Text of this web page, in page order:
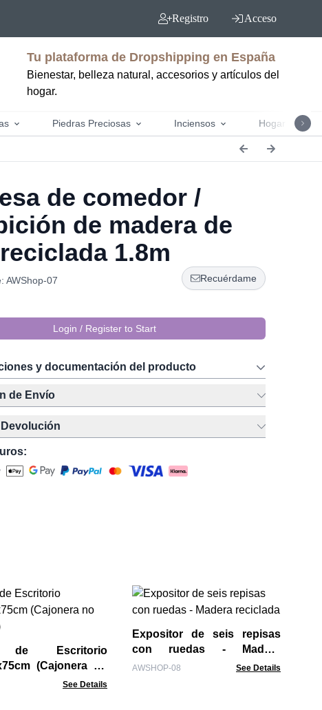
Registro Acceso
Tu plataforma de Dropshipping en España
Bienestar, belleza natural, accesorios y artículos del
hogar.
Piedras Preciosas Inciensos Hogar y jardín
de comedor /
de madera de
1.8m
AWShop-07 Recuérdame
Login / Register to Start
y documentación del producto
de Envío
de Escritorio
(Cajonera no
See Details
Expositor de seis repisas
con ruedas - Madera
reciclada
AWSHOP-08 See Details